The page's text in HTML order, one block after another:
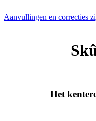
Aanvullingen en correcties
Het